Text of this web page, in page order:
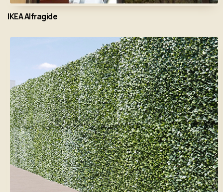
IKEA Alfragide